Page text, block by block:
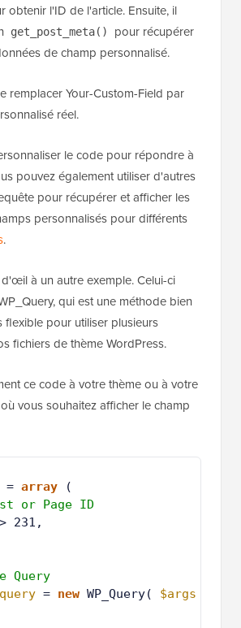
obtenir l'ID de l'article. Ensuite, il
get_post_meta()
pour récupérer
de champ personnalisé.
remplacer Your-Custom-Field par
réel.
le code pour répondre à
pouvez également utiliser d'autres
pour récupérer et afficher les
personnalisés pour différents
.
à un autre exemple. Celui-ci
qui est une méthode bien
flexible pour utiliser plusieurs
fichiers de thème WordPress.
ce code à votre thème ou à votre
vous souhaitez afficher le champ
= array
(
or Page ID
231,
Query
= new WP_Query( $args